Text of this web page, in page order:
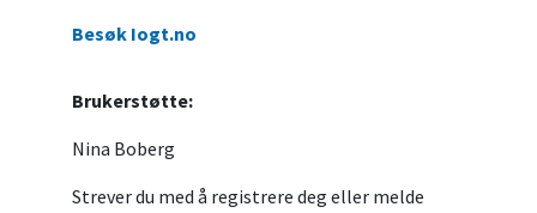
Besøk Iogt.no
Brukerstøtte:
Nina Boberg
Strever du med å registrere deg eller melde